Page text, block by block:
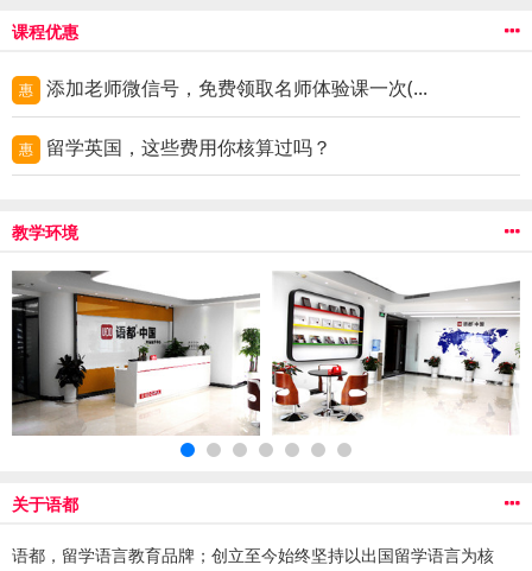
课程优惠
惠 添加老师微信号，免费领取名师体验课一次(...
惠 留学英国，这些费用你核算过吗？
教学环境
关于语都
语都，留学语言教育品牌；创立至今始终坚持以出国留学语言为核